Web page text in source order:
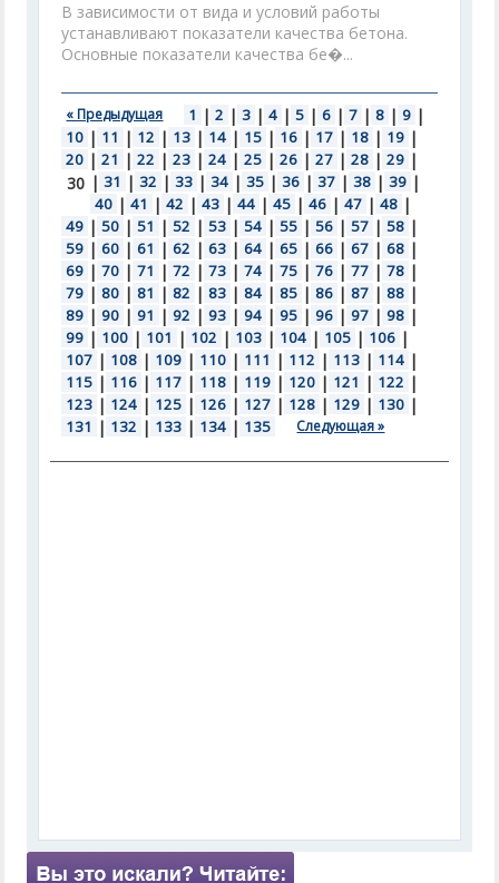
В зависимости от вида и условий работы
устанавливают показатели качества бетона.
Основные показатели качества бе�...
« Предыдущая 1 | 2 | 3 | 4 | 5 | 6 | 7 | 8 | 9 |
10 | 11 | 12 | 13 | 14 | 15 | 16 | 17 | 18 | 19 |
20 | 21 | 22 | 23 | 24 | 25 | 26 | 27 | 28 | 29 |
30 | 31 | 32 | 33 | 34 | 35 | 36 | 37 | 38 | 39 |
40 | 41 | 42 | 43 | 44 | 45 | 46 | 47 | 48 |
49 | 50 | 51 | 52 | 53 | 54 | 55 | 56 | 57 | 58 |
59 | 60 | 61 | 62 | 63 | 64 | 65 | 66 | 67 | 68 |
69 | 70 | 71 | 72 | 73 | 74 | 75 | 76 | 77 | 78 |
79 | 80 | 81 | 82 | 83 | 84 | 85 | 86 | 87 | 88 |
89 | 90 | 91 | 92 | 93 | 94 | 95 | 96 | 97 | 98 |
99 | 100 | 101 | 102 | 103 | 104 | 105 | 106 |
107 | 108 | 109 | 110 | 111 | 112 | 113 | 114 |
115 | 116 | 117 | 118 | 119 | 120 | 121 | 122 |
123 | 124 | 125 | 126 | 127 | 128 | 129 | 130 |
131 | 132 | 133 | 134 | 135 Следующая »